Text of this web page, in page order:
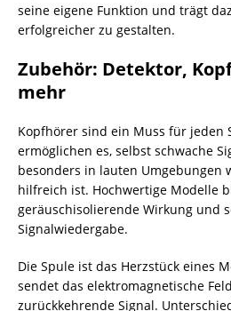
seine eigene Funktion und trägt
erfolgreicher zu gestalten.
Zubehör: Detektor,
mehr
Kopfhörer sind ein Muss für jeden
ermöglichen es, selbst schwache
besonders in lauten Umgebungen
hilfreich ist. Hochwertige Modelle
geräuschisolierende Wirkung und
Signalwiedergabe.
Die Spule ist das Herzstück eines
sendet das elektromagnetische
zurückkehrende Signal.